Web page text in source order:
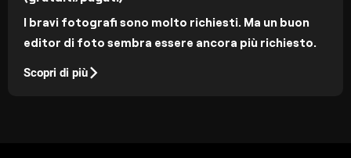
I bravi fotografi sono molto richiesti. Ma un buon
editor di foto sembra essere ancora più richiesto.
Scopri di più